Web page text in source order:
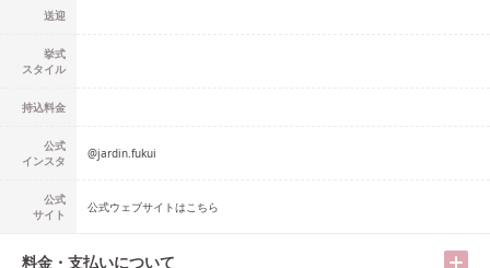
送迎
挙式
スタイル
持込料金
公式
インスタ
@jardin.fukui
公式
サイト
公式ウェブサイトはこちら
料金・支払いについて